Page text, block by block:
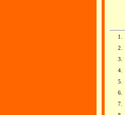
1.
2.
3.
4.
5.
6.
7.